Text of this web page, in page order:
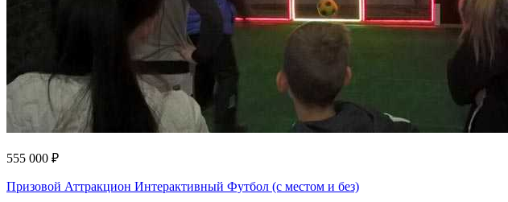
555 000 ₽
Призовой Аттракцион Интерактивный Футбол (с местом и без)